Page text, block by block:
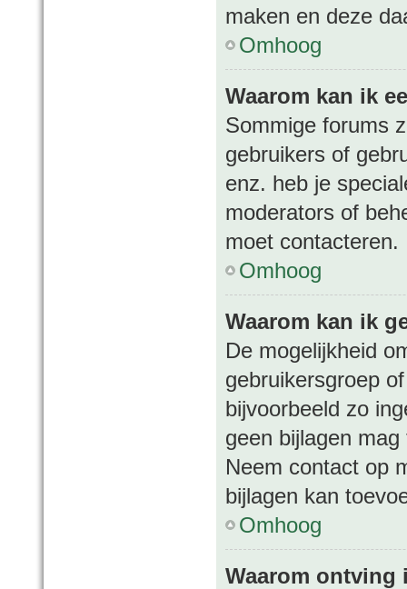
maken en deze
Omhoog
Waarom kan ik
Sommige forums
gebruikers of
enz. heb je
moderators of
moet contacteren.
Omhoog
Waarom kan ik
De mogelijkheid
gebruikersgroep
bijvoorbeeld zo
geen bijlagen
Neem contact op
bijlagen kan
Omhoog
Waarom ontving